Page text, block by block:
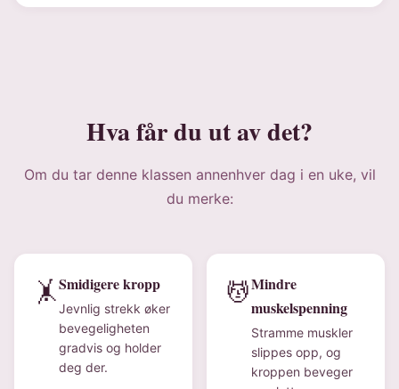
Hva får du ut av det?
Om du tar denne klassen annenhver dag i en uke, vil
du merke:
🤸Smidigere kropp
Jevnlig strekk øker
bevegeligheten
gradvis og holder
deg der.
💆Mindre
muskelspenning
Stramme muskler
slippes opp, og
kroppen beveger